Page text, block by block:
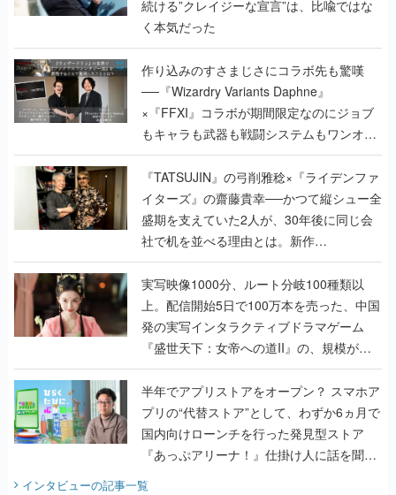
続ける”クレイジーな宣言”は、比喩ではな
く本気だった
作り込みのすさまじさにコラボ先も驚嘆
──『Wizardry Variants Daphne』
×『FFXI』コラボが期間限定なのにジョブ
もキャラも武器も戦闘システムもワンオフ
で作り込まれた理由を両ディレクターに聞
く
『TATSUJIN』の弓削雅稔×『ライデンファ
イターズ』の齋藤貴幸──かつて縦シュー全
盛期を支えていた2人が、30年後に同じ会
社で机を並べる理由とは。新作
『TATSUJIN EXTREME』で初タッグを組
んだレジェンド2人に訊く開発秘話
実写映像1000分、ルート分岐100種類以
上。配信開始5日で100万本を売った、中国
発の実写インタラクティブドラマゲーム
『盛世天下：女帝への道II』の、規模が違
うこだわりをプロデューサーに聞いた
半年でアプリストアをオープン？ スマホア
プリの“代替ストア”として、わずか6ヵ月で
国内向けローンチを行った発見型ストア
『あっぷアリーナ！』仕掛け人に話を聞い
てみた
インタビューの記事一覧